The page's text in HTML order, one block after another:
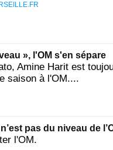
», l'OM s'en sépare
Amine Harit est
saison à l'OM....
pas du niveau de
l'OM.